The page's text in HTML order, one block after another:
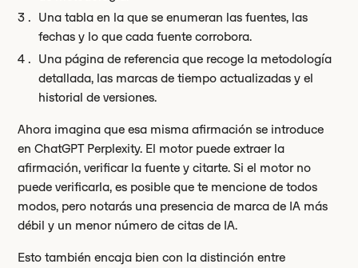
Una tabla en la que se enumeran las fuentes, las
fechas y lo que cada fuente corrobora.
Una página de referencia que recoge la metodología
detallada, las marcas de tiempo actualizadas y el
historial de versiones.
Ahora imagina que esa misma afirmación se introduce
en ChatGPT Perplexity. El motor puede extraer la
afirmación, verificar la fuente y citarte. Si el motor no
puede verificarla, es posible que te mencione de todos
modos, pero notarás una presencia de marca de IA más
débil y un menor número de citas de IA.
Esto también encaja bien con la distinción entre